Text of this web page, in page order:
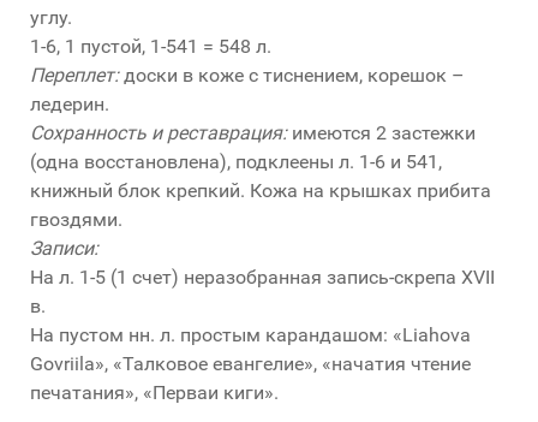
углу.
1-6, 1 пустой, 1-541 = 548 л.
Переплет:доски в коже с тиснением, корешок –
ледерин.
Сохранность и реставрация:имеются 2 застежки
(одна восстановлена), подклеены л. 1-6 и 541,
книжный блок крепкий. Кожа на крышках прибита
гвоздями.
Записи:
На л. 1-5 (1 счет) неразобранная запись-скрепа XVII
в.
На пустом нн. л. простым карандашом: «Liahova
Govriila», «Талковое евангелие», «начатия чтение
печатания», «Перваи киги».